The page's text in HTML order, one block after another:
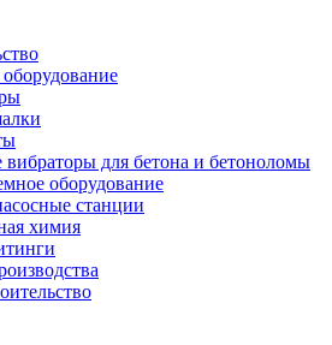
для бетона и бетоноломы
оборудование
станции
химия